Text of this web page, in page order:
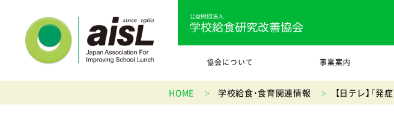
協会について 事業案内
HOME 学校給食・食育関連情報 【日テレ】「